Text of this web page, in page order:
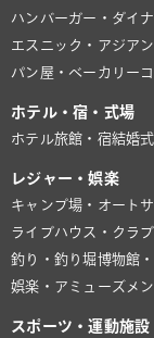
ハンバーガー・ダイ
エスニック・アジアン
パン屋・ベーカリー
ホテル・宿・式場
ホテル旅館・宿結婚
レジャー・娯楽
キャンプ場・オート
ライブハウス・クラブ
釣り・釣り堀博物館
娯楽・アミューズメ
スポーツ・運動施設